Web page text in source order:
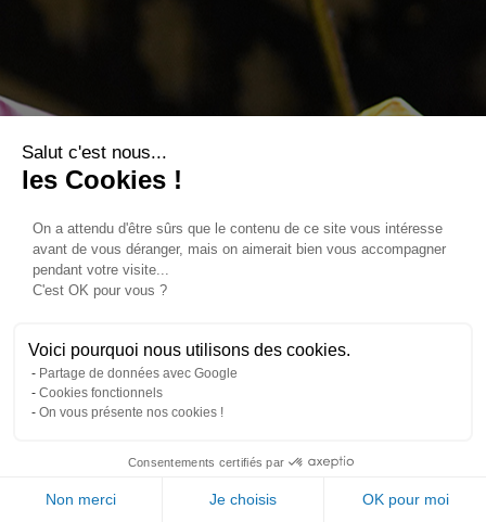
Salut c'est nous...
les Cookies !
On a attendu d'être sûrs que le contenu de ce site vous intéresse
avant de vous déranger, mais on aimerait bien vous accompagner
pendant votre visite...
C'est OK pour vous ?
Voici pourquoi nous utilisons des cookies.
Partage de données avec Google
Cookies fonctionnels
On vous présente nos cookies !
Consentements certifiés par
Non merci Je choisis OK pour moi